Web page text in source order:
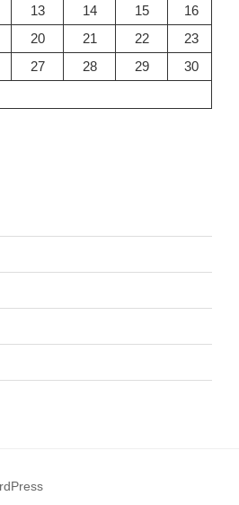
13 14 15
16
20 21 22
23
27 28 29
30